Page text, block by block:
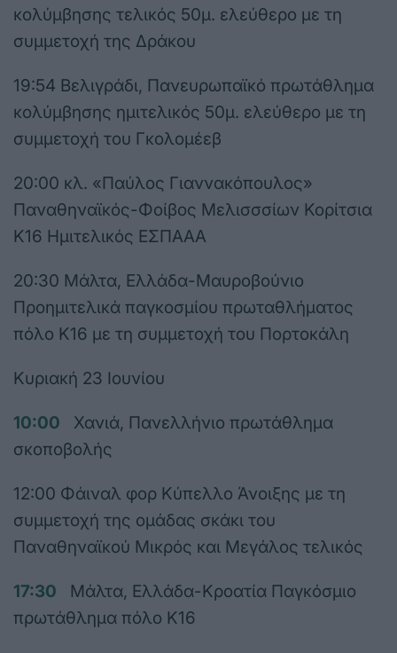
κολύμβησης τελικός 50μ. ελεύθερο με τη
συμμετοχή της Δράκου
19:54 Βελιγράδι, Πανευρωπαϊκό πρωτάθλημα
κολύμβησης ημιτελικός 50μ. ελεύθερο με τη
συμμετοχή του Γκολομέεβ
20:00 κλ. «Παύλος Γιαννακόπουλος»
Παναθηναϊκός-Φοίβος Μελισσσίων Κορίτσια
Κ16 Ημιτελικός ΕΣΠΑΑΑ
20:30 Μάλτα, Ελλάδα-Μαυροβούνιο
Προημιτελικά παγκοσμίου πρωταθλήματος
πόλο Κ16 με τη συμμετοχή του Πορτοκάλη
Κυριακή 23 Ιουνίου
10:00
Χανιά, Πανελλήνιο πρωτάθλημα
σκοποβολής
12:00 Φάιναλ φορ Κύπελλο Άνοιξης με τη
συμμετοχή της ομάδας σκάκι του
Παναθηναϊκού Μικρός και Μεγάλος τελικός
17:30
Μάλτα, Ελλάδα-Κροατία Παγκόσμιο
πρωτάθλημα πόλο Κ16